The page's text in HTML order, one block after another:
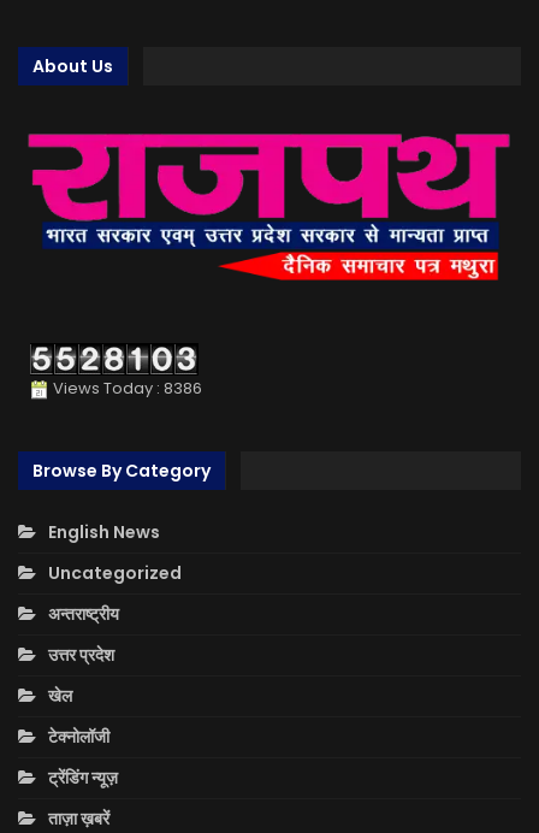
About Us
Views Today : 8386
Browse By Category
English News
Uncategorized
अन्तराष्ट्रीय
उत्तर प्रदेश
खेल
टेक्नोलॉजी
ट्रेंडिंग न्यूज़
ताज़ा ख़बरें